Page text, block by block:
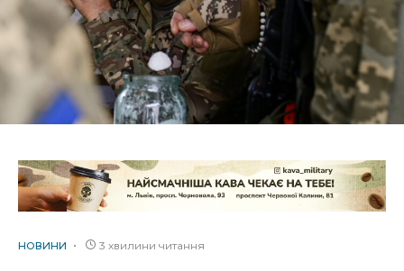
НОВИНИ 3 хвилини читання